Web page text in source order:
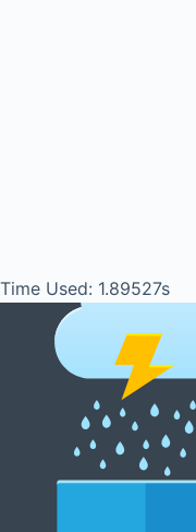
Time Used: 1.89527s